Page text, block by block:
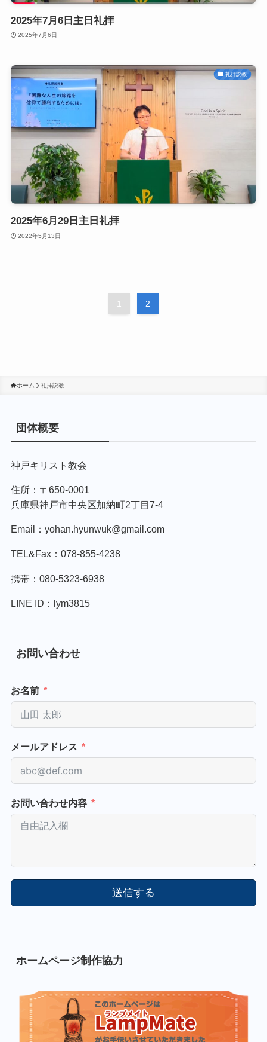
2025年7月6日主日礼拝
2025年7月6日
礼拝説教
2025年6月29日主日礼拝
2022年5月13日
1 2
ホーム 礼拝説教
団体概要
神戸キリスト教会
住所：〒650-0001
兵庫県神戸市中央区加納町2丁目7-4
Email：yohan.hyunwuk@gmail.com
TEL&Fax：078-855-4238
携帯：080-5323-6938
LINE ID：lym3815
お問い合わせ
お名前
メールアドレス
お問い合わせ内容
送信する
ホームページ制作協力